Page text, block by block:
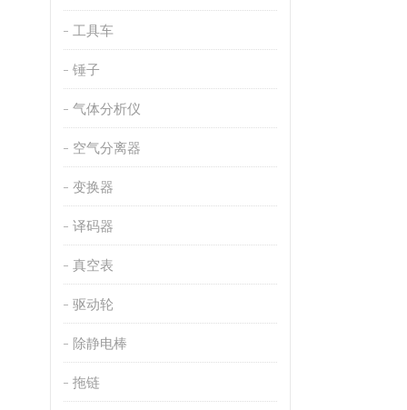
工具车
锤子
气体分析仪
空气分离器
变换器
译码器
真空表
驱动轮
除静电棒
拖链